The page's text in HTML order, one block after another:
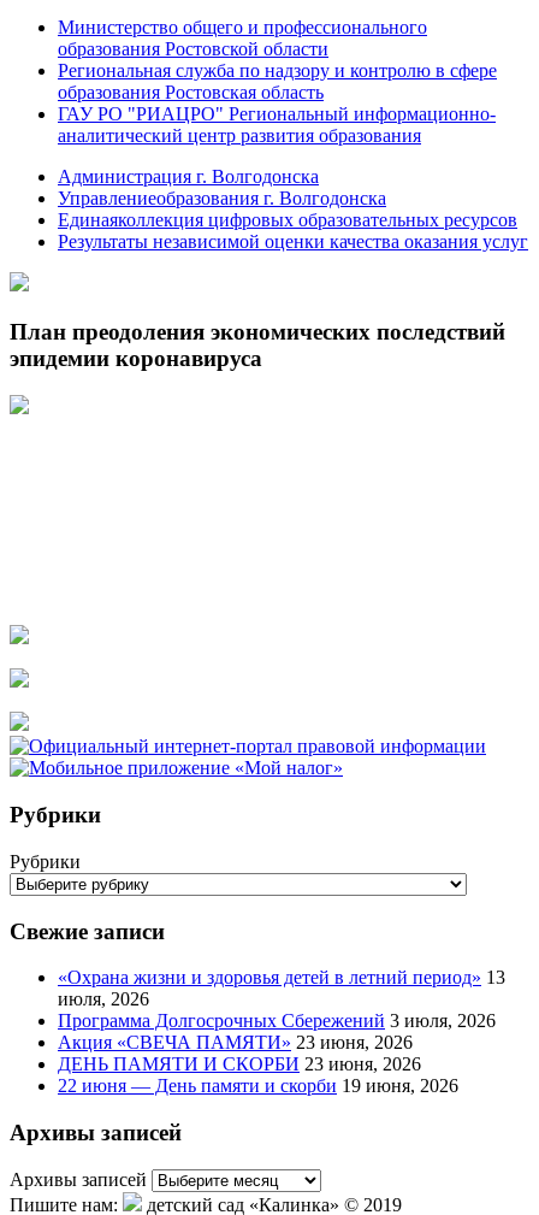
Министерство общего и профессионального
образования Ростовской области
Региональная служба по надзору и контролю в сфере
образования Ростовская область
ГАУ РО "РИАЦРО" Региональный информационно-
аналитический центр развития образования
Администрация г. Волгодонска
Управлениеобразования г. Волгодонска
Единаяколлекция цифровых образовательных ресурсов
Результаты независимой оценки качества оказания услуг
План преодоления экономических последствий
эпидемии коронавируса
Рубрики
Рубрики
Свежие записи
«Охрана жизни и здоровья детей в летний период» 13
июля, 2026
Программа Долгосрочных Сбережений 3 июля, 2026
Акция «СВЕЧА ПАМЯТИ» 23 июня, 2026
ДЕНЬ ПАМЯТИ И СКОРБИ 23 июня, 2026
22 июня — День памяти и скорби 19 июня, 2026
Архивы записей
Архивы записей
Пишите нам:
детский сад «Калинка» © 2019